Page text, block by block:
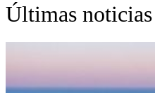
Últimas